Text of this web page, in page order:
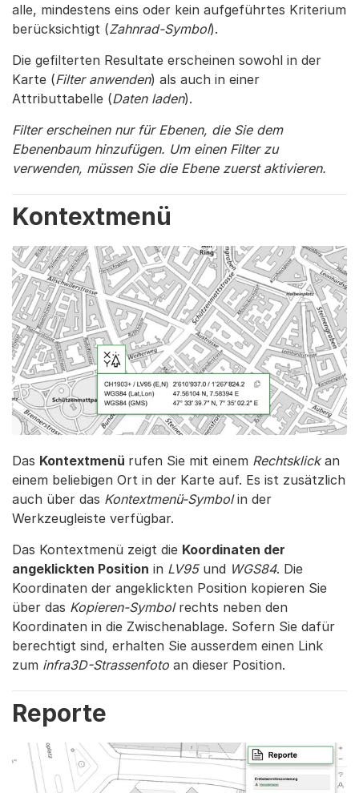
alle, mindestens eins oder kein aufgeführtes Kriterium
berücksichtigt (Zahnrad-Symbol).
Die gefilterten Resultate erscheinen sowohl in der
Karte (Filter anwenden) als auch in einer
Attributtabelle (Daten laden).
Filter erscheinen nur für Ebenen, die Sie dem
Ebenenbaum hinzufügen. Um einen Filter zu
verwenden, müssen Sie die Ebene zuerst aktivieren.
Kontextmenü
Das Kontextmenü rufen Sie mit einem Rechtsklick an
einem beliebigen Ort in der Karte auf. Es ist zusätzlich
auch über das Kontextmenü-Symbolin der
Werkzeugleiste verfügbar.
Das Kontextmenü zeigt die Koordinaten der
angeklickten Position in LV95 und WGS84. Die
Koordinaten der angeklickten Position kopieren Sie
über das Kopieren-Symbolrechts neben den
Koordinaten in die Zwischenablage. Sofern Sie dafür
berechtigt sind, erhalten Sie ausserdem einen Link
zum infra3D-Strassenfoto an dieser Position.
Reporte